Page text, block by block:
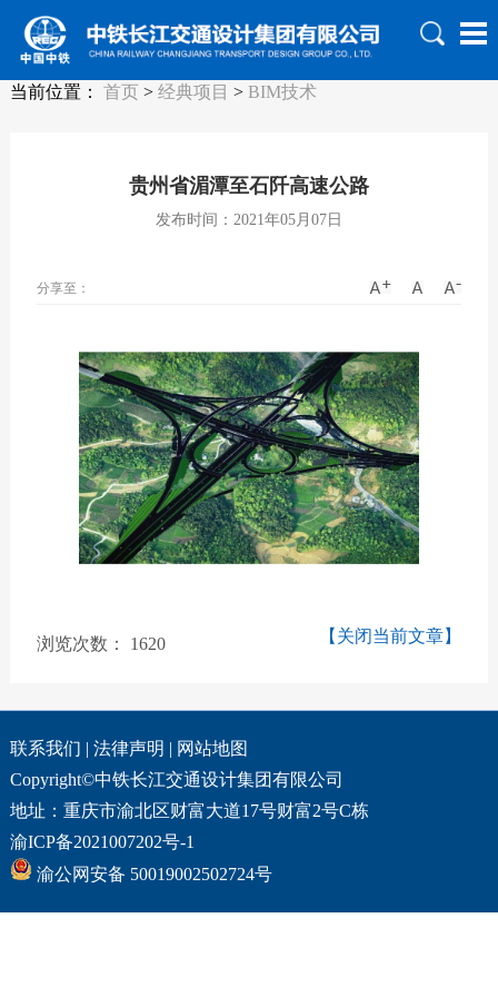
当前位置： 首页> 经典项目 > BIM技术
贵州省湄潭至石阡高速公路
发布时间：2021年05月07日
分享至：
浏览次数： 1620 【关闭当前文章】
联系我们 | 法律声明 | 网站地图
Copyright©中铁长江交通设计集团有限公司
地址：重庆市渝北区财富大道17号财富2号C栋
渝ICP备2021007202号-1
渝公网安备 50019002502724号